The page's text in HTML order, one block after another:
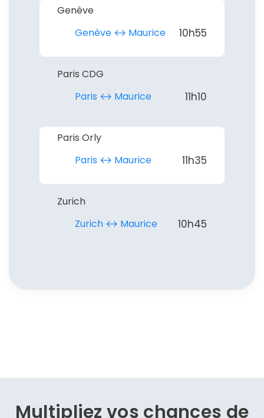
Genève
Genève ↔︎ Maurice
10h55
Paris CDG
Paris ↔︎ Maurice
11h10
Paris Orly
Paris ↔︎ Maurice
11h35
Zurich
Zurich ↔︎ Maurice
10h45
Multipliez vos chances de